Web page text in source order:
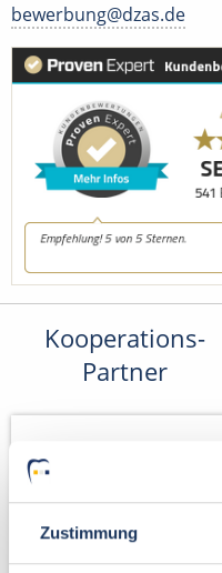
Zustimmung
bewerbung@dzas.de
Kooperations-
Partner